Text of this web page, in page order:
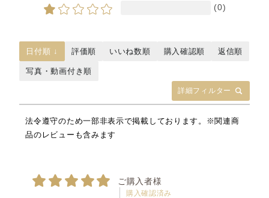
(0)
詳細フィルター
日付順 ↓ 評価順 いいね数順 購入確認順 返信順
写真・動画付き順
法令遵守のため一部非表示で掲載しております。※関連商
品のレビューも含みます
ご購入者様
購入確認済み